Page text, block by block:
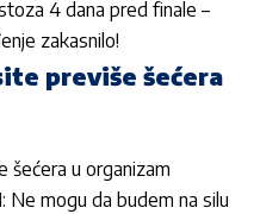
4 dana pred finale –
zakasnilo!
previše šećera
šećera u organizam
Ne mogu da budem na silu